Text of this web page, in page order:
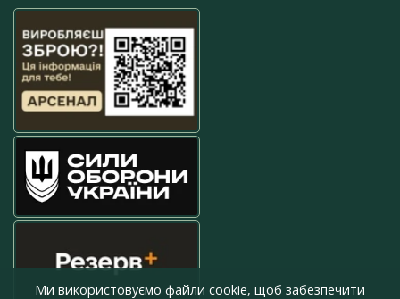
Ми використовуємо файли cookie, щоб забезпечити